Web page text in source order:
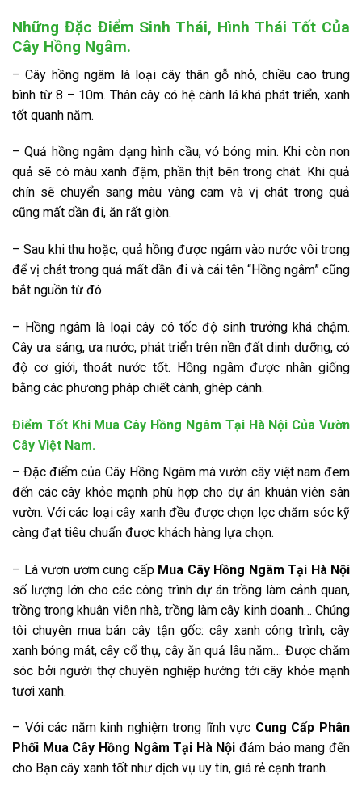
Những Đặc Điểm Sinh Thái, Hình Thái Tốt Của
Cây Hồng Ngâm.
– Cây hồng ngâm là loại cây thân gỗ nhỏ, chiều cao trung
bình từ 8 – 10m. Thân cây có hệ cành lá khá phát triển, xanh
tốt quanh năm.
– Quả hồng ngâm dạng hình cầu, vỏ bóng min. Khi còn non
quả sẽ có màu xanh đậm, phần thịt bên trong chát. Khi quả
chín sẽ chuyển sang màu vàng cam và vị chát trong quả
cũng mất dần đi, ăn rất giòn.
– Sau khi thu hoặc, quả hồng được ngâm vào nước vôi trong
để vị chát trong quả mất dần đi và cái tên “Hồng ngâm” cũng
bắt nguồn từ đó.
– Hồng ngâm là loại cây có tốc độ sinh trưởng khá chậm.
Cây ưa sáng, ưa nước, phát triển trên nền đất dinh dưỡng, có
độ cơ giới, thoát nước tốt. Hồng ngâm được nhân giống
bằng các phương pháp chiết cành, ghép cành.
Điểm Tốt Khi Mua Cây Hồng Ngâm Tại Hà Nội Của Vườn
Cây Việt Nam.
– Đặc điểm của Cây Hồng Ngâm mà vườn cây việt nam đem
đến các cây khỏe mạnh phù hợp cho dự án khuân viên sân
vườn. Với các loại cây xanh đều được chọn lọc chăm sóc kỹ
càng đạt tiêu chuẩn được khách hàng lựa chọn.
– Là vươn ươm cung cấp Mua Cây Hồng Ngâm Tại Hà Nội
số lượng lớn cho các công trình dự án trồng làm cảnh quan,
trồng trong khuân viên nhà, trồng làm cây kinh doanh… Chúng
tôi chuyên mua bán cây tận gốc: cây xanh công trình, cây
xanh bóng mát, cây cổ thụ, cây ăn quả lâu năm… Được chăm
sóc bởi người thợ chuyên nghiệp hướng tới cây khỏe mạnh
tươi xanh.
– Với các năm kinh nghiệm trong lĩnh vực Cung Cấp Phân
Phối Mua Cây Hồng Ngâm Tại Hà Nội đảm bảo mang đến
cho Bạn cây xanh tốt như dịch vụ uy tín, giá rẻ cạnh tranh.